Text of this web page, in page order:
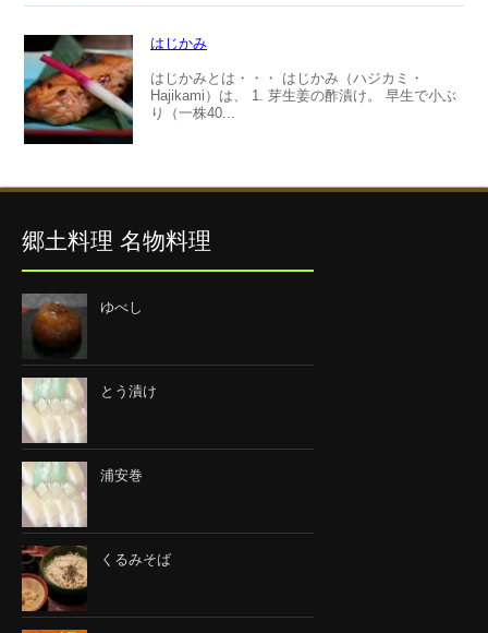
はじかみ
はじかみとは・・・ はじかみ（ハジカミ・
Hajikami）は、 1. 芽生姜の酢漬け。 早生で小ぶ
り（一株40...
郷土料理 名物料理
ゆべし
とう漬け
浦安巻
くるみそば